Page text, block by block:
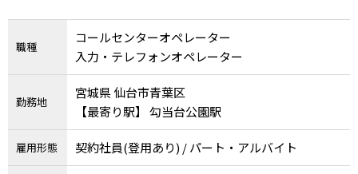
職種
コールセンターオペレーター
入力・テレフォンオペレーター
勤務地
宮城県 仙台市青葉区
【最寄り駅】 勾当台公園駅
雇用形態 契約社員(登用あり) / パート・アルバイト